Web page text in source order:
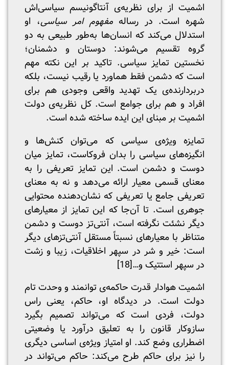
اشمیت از برای نظریه‌ی آنتاگونیسم سیاسی‌اش
شهره است. در رسالهمفهوم امر سیاسی، او
استدلال می‌کند که انسان‌ها به‌طور طبیعی به دو
گروه تقسیم می‌شوند: دوستان و دشمنان؛
نخستین تمایز سیاسی. تاکید بر این نکته مهم
است که دشمن فقط هماورد یا رقیب نیست، بلکه
دربردارنده‌ی یک تهدید واقعی وجودی هم برای
افراد و هم برای جوامع است. کل نظریه‌ی دولت
اشمیت بر مبنای این ایده ساخته شده است.
تمایزه ویژه‌ی سیاسی که می‌توان کنش‌ها و
انگیزه‌های سیاسی را بدان فروکاست، تمایز میان
دوست و دشمن است. این تمایز تعریفی را به
معنای قسمی معیار ارائه می‌دهد و نه به معنای
تعریفی جامع یا تعریفی که نشان‌دهنده محتوایی
جوهری است. تا آن‌جا که این تمایز از معیارهای
دیگر نشئت نگرفته است، آنتی‌تز دوست و دشمن
متناظر با معیارهای نسبتاً مستقل آنتی‌تزهای دیگر
است: خیر و شر در سپهر اخلاقیات، زیبا و زشت
در سپهر استتیک و…[18]
اشمیت هوادار قدرت حاکمه‌ی توانمند و وحدت تام
دولت است. در دیدگاه او، حاکم، یعنی راس
دولت، فردی است که می‌تواند تصمیم بگیرد
سازوکار قانون را به تعلیق درآورد یا وضعیتی
اضطراری وضع کند. او امتیاز ویژه‌ی اساسی دیگری
را نیز برای حاکم طرح می‌کند: حاکم می‌تواند در